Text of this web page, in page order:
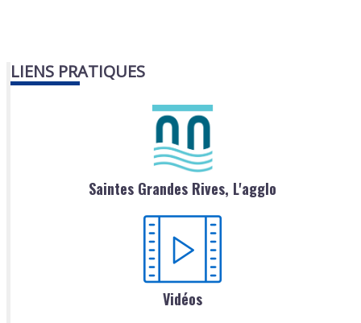
LIENS PRATIQUES
Saintes Grandes Rives, L'agglo
Vidéos